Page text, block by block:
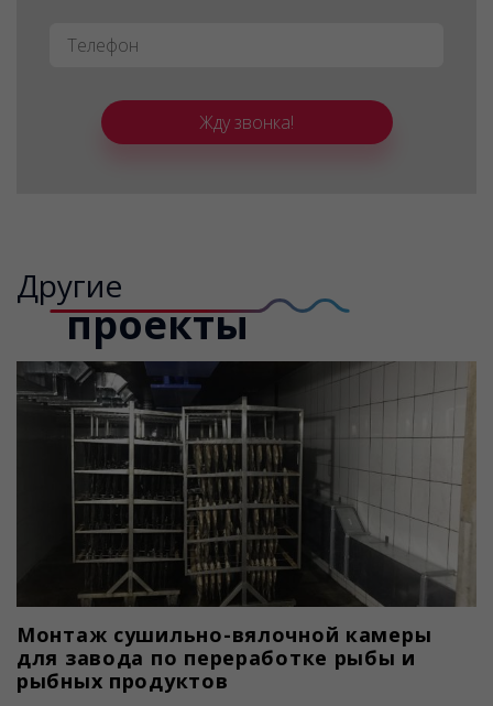
Телефон *
Жду звонка!
Другие
проекты
Монтаж сушильно-вялочной камеры
для завода по переработке рыбы и
рыбных продуктов